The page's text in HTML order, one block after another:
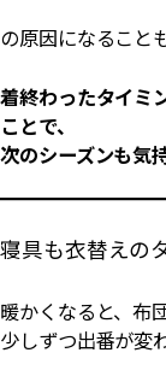
の原因になること
着終わったタイミ
ことで、
次のシーズンも気
寝具も衣替えの
暖かくなると、布
少しずつ出番が変